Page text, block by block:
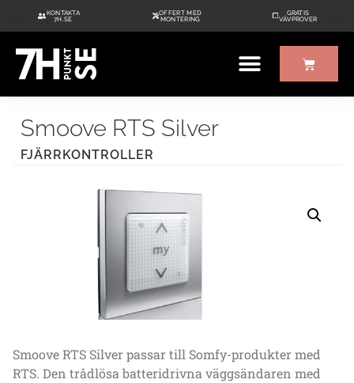
KONTAKTA
7H.SE
OFFERT MED
MONTERING
GRATIS
VÄVPROVER
Smoove RTS Silver
FJÄRRKONTROLLER
Smoove RTS Silver passar till Somfy-produkter med
RTS. Den trådlösa batteridrivna väggsändaren med